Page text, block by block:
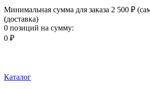
Минимальная сумма для заказа 2 500 ₽
(доставка)
0 позиций на сумму:
0 ₽
Каталог